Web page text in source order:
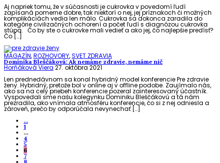
Aj napriek tomu, že v súčasnosti je cukrovka v povedomí ľudí
zapísaná pomerne dobre, tak niektorí o nej, jej príznakoch či možných
komplikáciách vedia len málo. Cukrovka sa dokonca zaradila do
kategórie civilizačných ochorení a počet ľudí s diagnózou cukrovka
stúpa. Čo by ste o cukrovke mali vedieť a ako jej, čo najlepšie predísť?
Čo […]
MAGAZÍN,ROZHOVORY,SVET ZDRAVIA
Dominika Bleščáková: Ak nemáme zdravie, nemáme nič
Horňáková Viera27. októbra 2021
Len prednedávnom sa konal hybridný model konferencie Pre zdravie
ženy. Hybridný, pretože bol v online aj v offline podobe. Zaujímalo nás,
ako sa na celý priebeh konferencie pozeral zainteresovaný účastník.
Vyspovedali sme našu kolegynku Dominiku Bleščákovú a tá nám
prezradila, ako vnímala atmosféru konferencie, čo si z nej odniesla a
zároveň, prečo by odporúčala nevynechať […]
...
1
…
4
5
6
7